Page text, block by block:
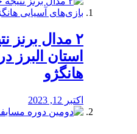
استان البرز
هانگژو
اکتبر 12, 2023